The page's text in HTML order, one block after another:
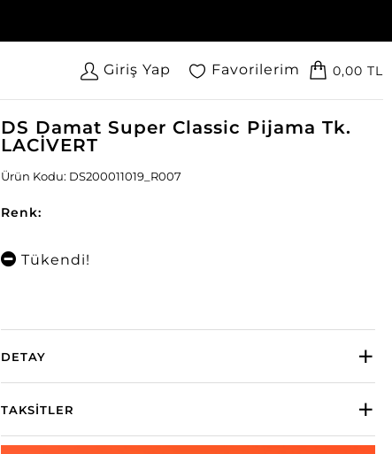
Giriş Yap Favorilerim 0,00 TL
DS Damat Super Classic Pijama Tk.
LACİVERT
Ürün Kodu: DS200011019_R007
Renk:
Tükendi!
DETAY
TAKSITLER